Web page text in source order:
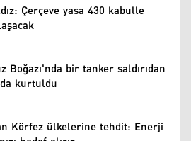
Çerçeve yasa 430 kabulle
Boğazı'nda bir tanker saldırıdan
kurtuldu
Körfez ülkelerine tehdit: Enerji